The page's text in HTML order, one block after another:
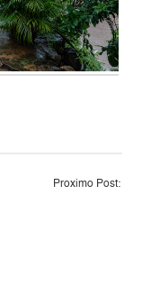
Proximo Post: